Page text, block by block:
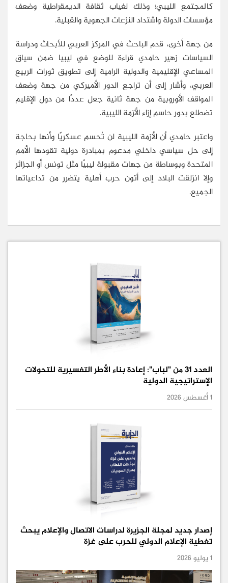
كالمجتمع الليبي؛ وذلك لغياب ثقافة الديمقراطية وضعف
مؤسسات الدولة واشتداد النزعات الجهوية والقبلية.
من جهة أخرى، قدم الباحث في المركز العربي للأبحاث ودراسة
السياسات زهير حامدي قراءة للوضع في ليبيا ضمن سياق
المساعي الإقليمية والدولية الرامية إلى تطويق ثورات الربيع
العربي، وأشار إلى أن تراجع الدور الأميركي من جهة وضعف
المواقف الأوروبية من جهة ثانية جعل عددًا من دول الإقليم
تضطلع بدور حاسم إزاء الأزمة الليبية.
واعتبر حامدي أن الأزمة الليبية لن تُحسم عسكريًا وأنها بحاجة
إلى حل سياسي داخلي مدعوم بمبادرة دولية تقودها الأمم
المتحدة وبوساطة من جهات مقبولة ليبيًا مثل تونس أو الجزائر
وإلا انزلقت البلاد إلى أتون حرب أهلية يتضرر من تداعياتها
الجميع.
العدد 31 من "لباب": إعادة بناء الأطر التفسيرية للتحولات
الإستراتيجية الدولية
1 أغسطس 2026
إصدار جديد لمجلة الجزيرة لدراسات الاتصال والإعلام يبحث
تغطية الإعلام الدولي للحرب على غزة
1 يوليو 2026